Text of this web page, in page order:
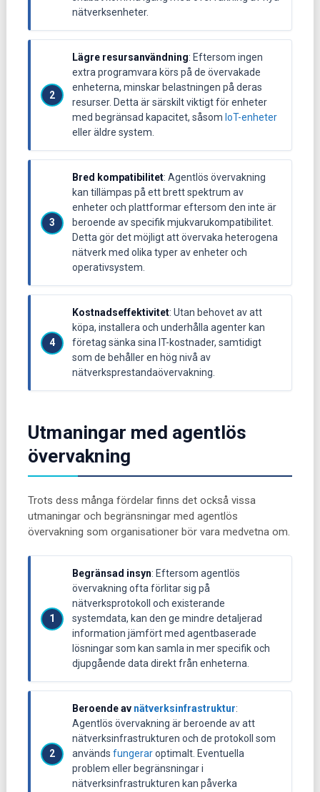
nätverksenheter.
Lägre resursanvändning: Eftersom ingen
extra programvara körs på de övervakade
enheterna, minskar belastningen på deras
resurser. Detta är särskilt viktigt för enheter
med begränsad kapacitet, såsom IoT-enheter
eller äldre system.
Bred kompatibilitet: Agentlös övervakning
kan tillämpas på ett brett spektrum av
enheter och plattformar eftersom den inte är
beroende av specifik mjukvarukompatibilitet.
Detta gör det möjligt att övervaka heterogena
nätverk med olika typer av enheter och
operativsystem.
Kostnadseffektivitet: Utan behovet av att
köpa, installera och underhålla agenter kan
företag sänka sina IT-kostnader, samtidigt
som de behåller en hög nivå av
nätverksprestandaövervakning.
Utmaningar med agentlös
övervakning
Trots dess många fördelar finns det också vissa
utmaningar och begränsningar med agentlös
övervakning som organisationer bör vara medvetna om.
Begränsad insyn: Eftersom agentlös
övervakning ofta förlitar sig på
nätverksprotokoll och existerande
systemdata, kan den ge mindre detaljerad
information jämfört med agentbaserade
lösningar som kan samla in mer specifik och
djupgående data direkt från enheterna.
Beroende av nätverksinfrastruktur:
Agentlös övervakning är beroende av att
nätverksinfrastrukturen och de protokoll som
används fungeraroptimalt. Eventuella
problem eller begränsningar i
nätverksinfrastrukturen kan påverka